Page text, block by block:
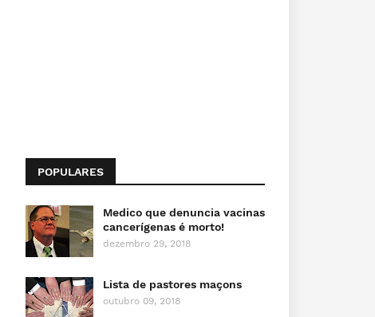
POPULARES
Medico que denuncia vacinas
cancerígenas é morto!
dezembro 29, 2018
Lista de pastores maçons
outubro 09, 2018